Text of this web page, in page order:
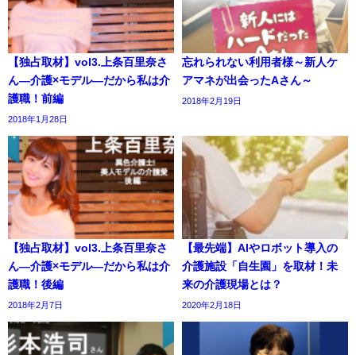
【独占取材】vol3.上条百里奈さ
ん―介護×モデル―だから私は介
護職！前編
2018年1月28日
忘れられない利用者様～新人ケ
アマネが出会ったAさん～
2018年2月19日
【独占取材】vol3.上条百里奈さ
ん―介護×モデル―だから私は介
護職！後編
2018年2月7日
【最先端】AIやロボット導入の
介護施設「自生園」を取材！未
来の介護現場とは？
2020年2月18日